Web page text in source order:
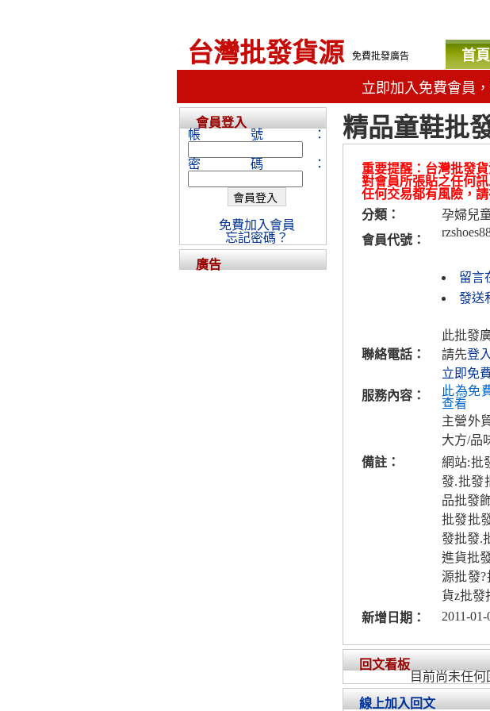
台灣批發貨源 免費批發廣告 首頁
立即加入免費會員
精品童鞋批
重要提醒：台灣批發
對會員所張貼之任何
任何交易都有風險，
分類：
孕婦兒
會員代號：
留言
發送
聯絡電話：
此批發
請先登
立即免
服務內容：
此為免
查看
主營外
大方/品
備註：
網站:批
發.批發
品批發
批發批
發批發.
進貨批
源批發
貨z批發
新增日期：
2011-
回文看板
目前尚未任
線上加入回文
會員登入
帳號：
密碼：
免費加入會員
忘記密碼？
廣告